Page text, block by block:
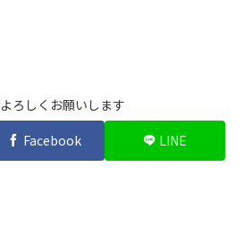
ろしくお願いします
Facebook LINE